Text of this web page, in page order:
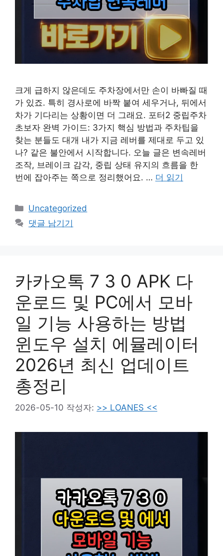
크게 급하지 않은데도 주차장에서만 손이 바빠질 때
가 있죠. 특히 경사로에 바짝 붙여 세우거나, 뒤에서
차가 기다리는 상황이면 더 그래요. 포터2 중립주차
초보자 완벽 가이드: 3가지 핵심 방법과 주차팁을
찾는 분들도 대개 내가 지금 레버를 제대로 두고 있
나? 같은 불안에서 시작합니다. 오늘 글은 변속레버
조작, 브레이크 감각, 중립 상태 유지의 흐름을 한
번에 잡아주는 쪽으로 정리했어요. … 더 읽기
카
테
고
Uncategorized
댓글 남기기
카카오톡 7 3 0 APK 다
운로드 및 PC에서 모바
일 기능 사용하는 방법
윈도우 설치 에뮬레이터
2026년 최신 업데이트
총정리
2026-05-10 작성자: >> LOANES <<